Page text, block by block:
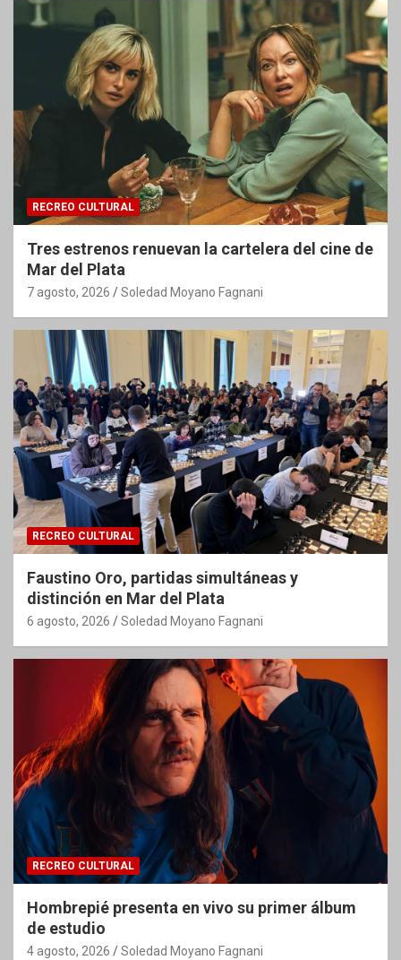
RECREO CULTURAL
Tres estrenos renuevan la cartelera del cine de
Mar del Plata
7 agosto, 2026 Soledad Moyano Fagnani
RECREO CULTURAL
Faustino Oro, partidas simultáneas y
distinción en Mar del Plata
6 agosto, 2026 Soledad Moyano Fagnani
RECREO CULTURAL
Hombrepié presenta en vivo su primer álbum
de estudio
4 agosto, 2026 Soledad Moyano Fagnani